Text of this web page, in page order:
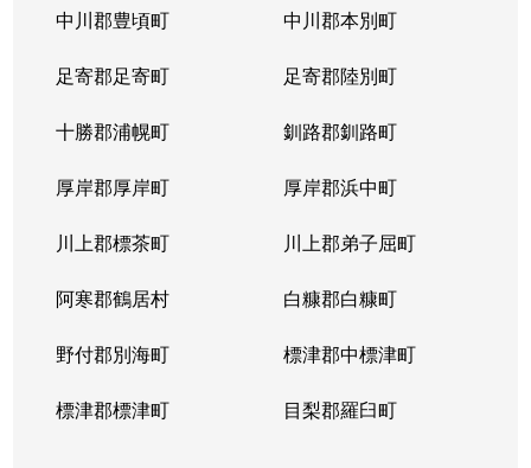
中川郡豊頃町 中川郡本別町
足寄郡足寄町 足寄郡陸別町
十勝郡浦幌町 釧路郡釧路町
厚岸郡厚岸町 厚岸郡浜中町
川上郡標茶町 川上郡弟子屈町
阿寒郡鶴居村 白糠郡白糠町
野付郡別海町 標津郡中標津町
標津郡標津町 目梨郡羅臼町